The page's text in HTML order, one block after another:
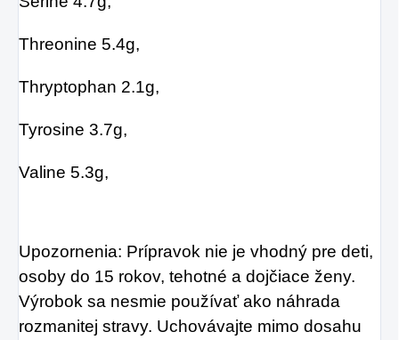
Threonine 5.4g,
Thryptophan 2.1g,
Tyrosine 3.7g,
Valine 5.3g,
Upozornenia: Prípravok nie je vhodný pre deti,
osoby do 15 rokov, tehotné a dojčiace ženy.
Výrobok sa nesmie používať ako náhrada
rozmanitej stravy. Uchovávajte mimo dosahu